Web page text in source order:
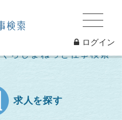
ログイン
くらしまねっと仕事検索
求人を探す